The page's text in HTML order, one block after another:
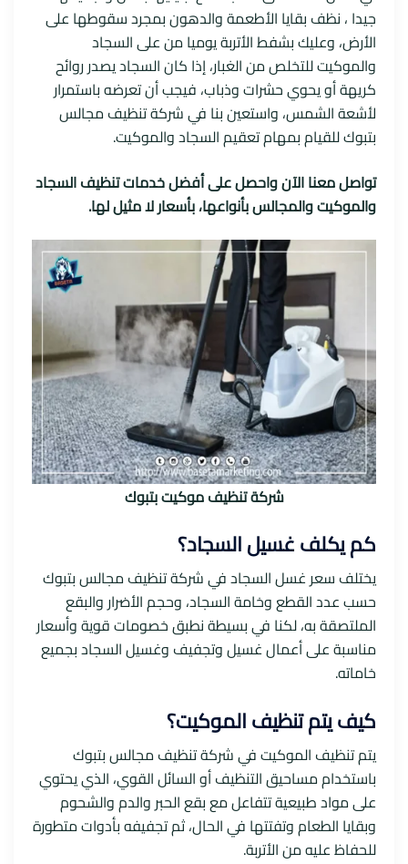
جيدا ، نظف بقايا الأطعمة والدهون بمجرد سقوطها على
الأرض، وعليك بشفط الأتربة يوميا من على السجاد
والموكيت للتخلص من الغبار، إذا كان السجاد يصدر روائح
كريهة أو يحوي حشرات وذباب، فيجب أن تعرضه باستمرار
لأشعة الشمس، واستعين بنا في شركة تنظيف مجالس
بتبوك للقيام بمهام تعقيم السجاد والموكيت.
تواصل معنا الآن واحصل على أفضل خدمات تنظيف السجاد
والموكيت والمجالس بأنواعها، بأسعار لا مثيل لها.
شركة تنظيف موكيت بتبوك
كم يكلف غسيل السجاد؟
يختلف سعر غسل السجاد في شركة تنظيف مجالس بتبوك
حسب عدد القطع وخامة السجاد، وحجم الأضرار والبقع
الملتصقة به، لكنا في بسيطة نطبق خصومات قوية وأسعار
مناسبة على أعمال غسيل وتجفيف وغسيل السجاد بجميع
خاماته.
كيف يتم تنظيف الموكيت؟
يتم تنظيف الموكيت في شركة تنظيف مجالس بتبوك
باستخدام مساحيق التنظيف أو السائل القوي، الذي يحتوي
على مواد طبيعية تتفاعل مع بقع الحبر والدم والشحوم
وبقايا الطعام وتفتتها في الحال، ثم تجفيفه بأدوات متطورة
للحفاظ عليه من الأتربة.